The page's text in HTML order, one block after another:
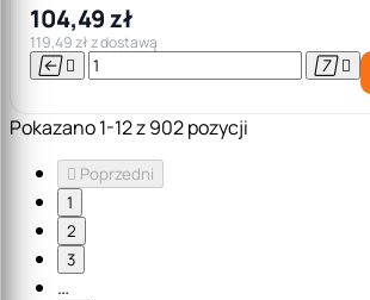
104,49 zł
119,49 zł z dostawą
   
Pokazano 1-12 z 902 pozycji
 Poprzedni
1
2
3
…